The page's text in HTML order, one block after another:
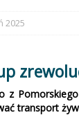
2025
z
transport